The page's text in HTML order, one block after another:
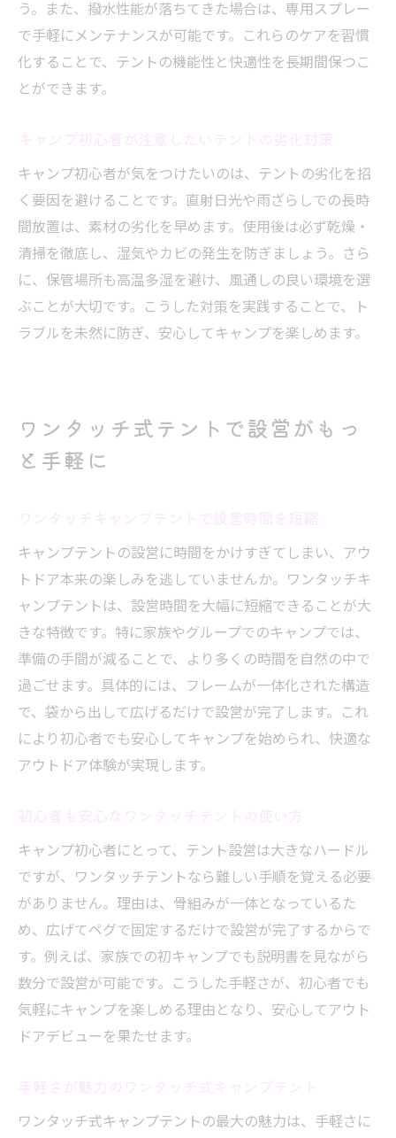
う。また、撥水性能が落ちてきた場合は、専用スプレー
で手軽にメンテナンスが可能です。これらのケアを習慣
化することで、テントの機能性と快適性を長期間保つこ
とができます。
キャンプ初心者が気をつけたいのは、テントの劣化を招
く要因を避けることです。直射日光や雨ざらしでの長時
間放置は、素材の劣化を早めます。使用後は必ず乾燥・
清掃を徹底し、湿気やカビの発生を防ぎましょう。さら
に、保管場所も高温多湿を避け、風通しの良い環境を選
ぶことが大切です。こうした対策を実践することで、ト
ラブルを未然に防ぎ、安心してキャンプを楽しめます。
ワンタッチ式テントで設営がもっ
と手軽に
キャンプテントの設営に時間をかけすぎてしまい、アウ
トドア本来の楽しみを逃していませんか。ワンタッチキ
ャンプテントは、設営時間を大幅に短縮できることが大
きな特徴です。特に家族やグループでのキャンプでは、
準備の手間が減ることで、より多くの時間を自然の中で
過ごせます。具体的には、フレームが一体化された構造
で、袋から出して広げるだけで設営が完了します。これ
により初心者でも安心してキャンプを始められ、快適な
アウトドア体験が実現します。
キャンプ初心者にとって、テント設営は大きなハードル
ですが、ワンタッチテントなら難しい手順を覚える必要
がありません。理由は、骨組みが一体となっているた
め、広げてペグで固定するだけで設営が完了するからで
す。例えば、家族での初キャンプでも説明書を見ながら
数分で設営が可能です。こうした手軽さが、初心者でも
気軽にキャンプを楽しめる理由となり、安心してアウト
ドアデビューを果たせます。
ワンタッチ式キャンプテントの最大の魅力は、手軽さに